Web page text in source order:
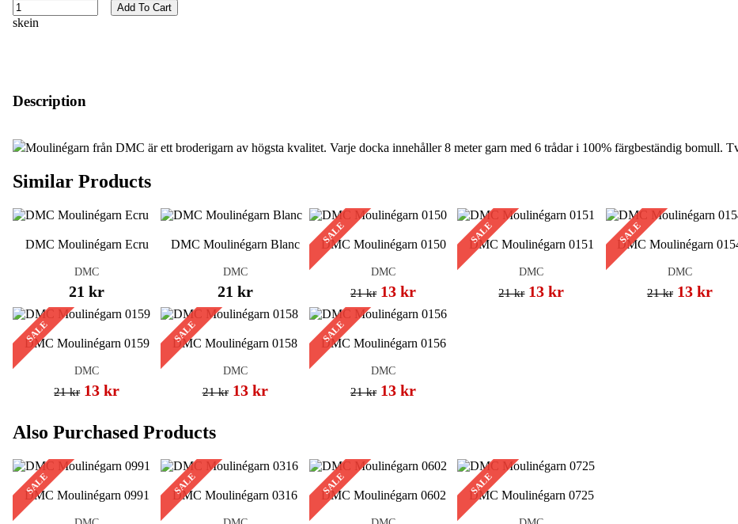
skein
Add To Cart
Description
Moulinégarn från DMC är ett broderigarn av högsta kvalitet. Varje docka innehåller 8 meter garn med 6 trådar i 100% färgbeständig bomull.
Similar Products
DMC Moulinégarn Ecru
DMC
21 kr
DMC Moulinégarn Blanc
DMC
21 kr
SALE
DMC Moulinégarn 0150
DMC
21 kr 13 kr
SALE
DMC Moulinégarn 0151
DMC
21 kr 13 kr
SALE
DMC Moulinégarn
DMC
21 kr 13 kr
SALE
DMC Moulinégarn 0159
DMC
21 kr 13 kr
SALE
DMC Moulinégarn 0158
DMC
21 kr 13 kr
SALE
DMC Moulinégarn 0156
DMC
21 kr 13 kr
Also Purchased Products
SALE
DMC Moulinégarn 0991 SALE
DMC Moulinégarn 0316 SALE
DMC Moulinégarn 0602 SALE
DMC Moulinégarn 0725